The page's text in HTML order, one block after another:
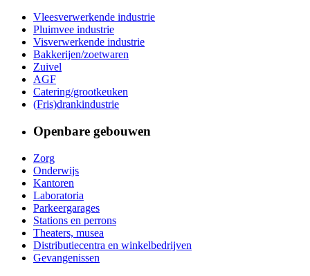
Vleesverwerkende industrie
Pluimvee industrie
Visverwerkende industrie
Bakkerijen/zoetwaren
Zuivel
AGF
Catering/grootkeuken
(Fris)drankindustrie
Openbare gebouwen
Zorg
Onderwijs
Kantoren
Laboratoria
Parkeergarages
Stations en perrons
Theaters, musea
Distributiecentra en winkelbedrijven
Gevangenissen